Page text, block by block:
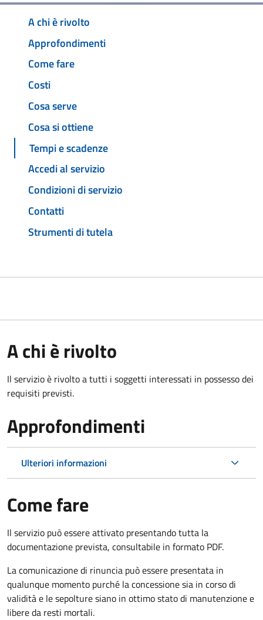
A chi è rivolto
Approfondimenti
Come fare
Costi
Cosa serve
Cosa si ottiene
Tempi e scadenze
Accedi al servizio
Condizioni di servizio
Contatti
Strumenti di tutela
A chi è rivolto
Il servizio è rivolto a tutti i soggetti interessati in possesso dei
requisiti previsti.
Approfondimenti
Ulteriori informazioni
Come fare
Il servizio può essere attivato presentando tutta la
documentazione prevista, consultabile in formato PDF.
La comunicazione di rinuncia può essere presentata in
qualunque momento purché la concessione sia in corso di
validità e le sepolture siano in ottimo stato di manutenzione e
libere da resti mortali.